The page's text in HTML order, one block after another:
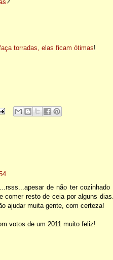
?
torradas, elas ficam ótimas!
de não ter
comer resto de ceia por alguns
ajudar muita gente, com certeza!
votos de um 2011 muito feliz!